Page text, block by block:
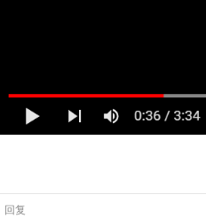
回复